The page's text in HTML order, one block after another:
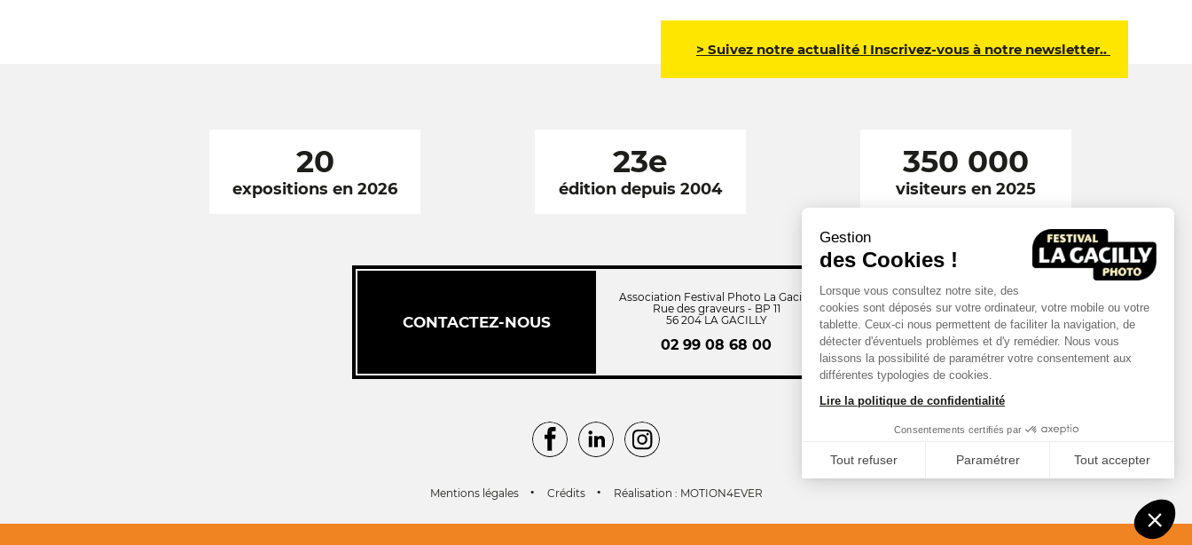
Gestion
des Cookies !
Lorsque vous consultez notre site, des
cookies sont déposés sur votre ordinateur, votre mobile ou votre
tablette. Ceux-ci nous permettent de faciliter la navigation, de
détecter d'éventuels problèmes et d'y remédier. Nous vous
laissons la possibilité de paramétrer votre consentement aux
différentes typologies de cookies.
Lire la politique de confidentialité
Consentements certifiés par
Tout refuser Paramétrer
Tout accepter
Notre plateforme vous permet d'adapter et de gérer vos
> Suivez notre actualité ! Inscrivez-vous à notre newsletter..
20
expositions en 2026
23e
édition depuis 2004
350 000
visiteurs en 2025
CONTACTEZ-NOUS
Association Festival Photo La Gacilly
Rue des graveurs - BP 11
56 204 LA GACILLY
02 99 08 68 00
FacebookLinkedInInstagram
Mentions légales Crédits Réalisation : MOTION4EVER